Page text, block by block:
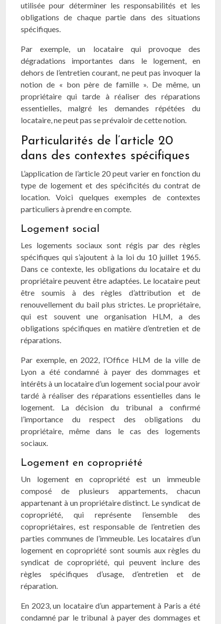
utilisée pour déterminer les responsabilités et les
obligations de chaque partie dans des situations
spécifiques.
Par exemple, un locataire qui provoque des
dégradations importantes dans le logement, en
dehors de l’entretien courant, ne peut pas invoquer la
notion de « bon père de famille ». De même, un
propriétaire qui tarde à réaliser des réparations
essentielles, malgré les demandes répétées du
locataire, ne peut pas se prévaloir de cette notion.
Particularités de l’article 20
dans des contextes spécifiques
L’application de l’article 20 peut varier en fonction du
type de logement et des spécificités du contrat de
location. Voici quelques exemples de contextes
particuliers à prendre en compte.
Logement social
Les logements sociaux sont régis par des règles
spécifiques qui s’ajoutent à la loi du 10 juillet 1965.
Dans ce contexte, les obligations du locataire et du
propriétaire peuvent être adaptées. Le locataire peut
être soumis à des règles d’attribution et de
renouvellement du bail plus strictes. Le propriétaire,
qui est souvent une organisation HLM, a des
obligations spécifiques en matière d’entretien et de
réparations.
Par exemple, en 2022, l’Office HLM de la ville de
Lyon a été condamné à payer des dommages et
intérêts à un locataire d’un logement social pour avoir
tardé à réaliser des réparations essentielles dans le
logement. La décision du tribunal a confirmé
l’importance du respect des obligations du
propriétaire, même dans le cas des logements
sociaux.
Logement en copropriété
Un logement en copropriété est un immeuble
composé de plusieurs appartements, chacun
appartenant à un propriétaire distinct. Le syndicat de
copropriété, qui représente l’ensemble des
copropriétaires, est responsable de l’entretien des
parties communes de l’immeuble. Les locataires d’un
logement en copropriété sont soumis aux règles du
syndicat de copropriété, qui peuvent inclure des
règles spécifiques d’usage, d’entretien et de
réparation.
En 2023, un locataire d’un appartement à Paris a été
condamné par le tribunal à payer des dommages et